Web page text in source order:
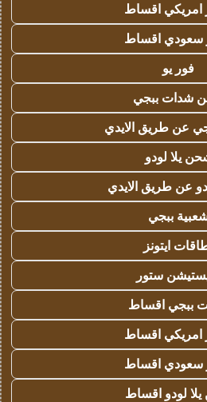
امريكي اقساط
سعودي اقساط
فور يو
شدات ببجي
عن طريق الايدي
يلا لودو
عن طريق الايدي
ببجي
ايتونز
ستور
ببجي اقساط
امريكي اقساط
سعودي اقساط
لودو اقساط